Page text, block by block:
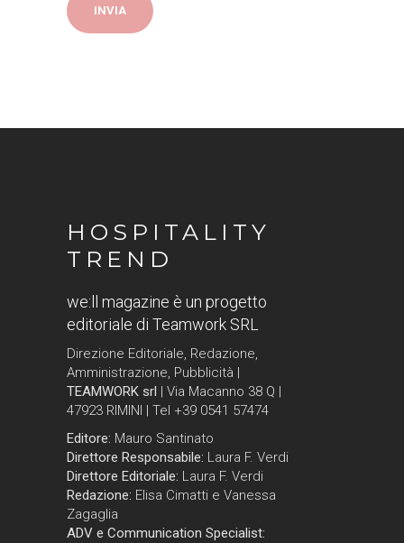
HOSPITALITY
TREND
we:ll magazine è un progetto
editoriale di Teamwork SRL
Direzione Editoriale, Redazione,
Amministrazione, Pubblicità |
TEAMWORK srl | Via Macanno 38 Q |
47923 RIMINI | Tel +39 0541 57474
Editore: Mauro Santinato
Direttore Responsabile: Laura F. Verdi
Direttore Editoriale: Laura F. Verdi
Redazione: Elisa Cimatti e Vanessa
Zagaglia
ADV e Communication Specialist: